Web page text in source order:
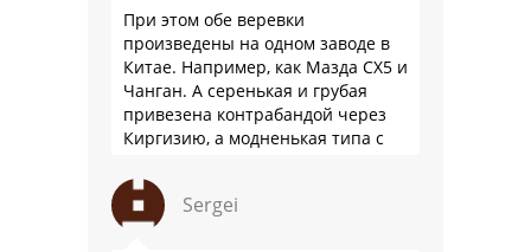
При этом обе веревки
произведены на одном заводе в
Китае. Например, как Мазда СХ5 и
Чанган. А серенькая и грубая
привезена контрабандой через
Киргизию, а модненькая типа с
Sergei